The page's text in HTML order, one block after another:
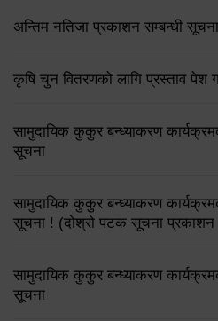
अन्तिम नतिजा प्रकाशन सम्बन्धी सूचना
कृषि चुन वितरणको लागि प्रस्ताव पेश
सामुदायिक कुकुर बन्ध्याकरण
सूचना
सामुदायिक कुकुर बन्ध्याकरण
सूचना ! (दोश्रो पटक सूचना
सामुदायिक कुकुर बन्ध्याकरण
सूचना